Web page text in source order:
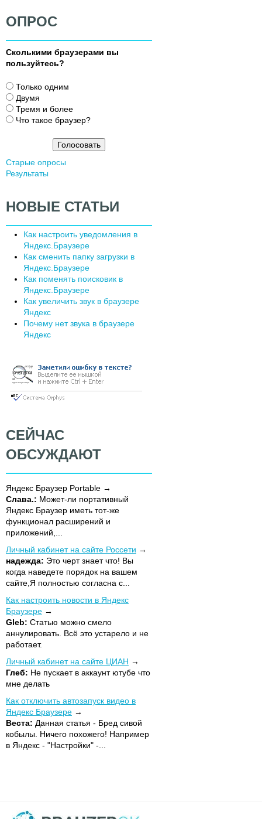
ОПРОС
Сколькими браузерами вы
пользуйтесь?
В
а
р
и
ы
Только одним
Двумя
Тремя и более
Что такое браузер?
Старые опросы
Результаты
НОВЫЕ СТАТЬИ
Как настроить уведомления в
Яндекс.Браузере
Как сменить папку загрузки в
Яндекс.Браузере
Как поменять поисковик в
Яндекс.Браузере
Как увеличить звук в браузере
Яндекс
Почему нет звука в браузере
Яндекс
СЕЙЧАС
ОБСУЖДАЮТ
Яндекс Браузер Portable
Слава.: Может-ли портативный
Яндекс Браузер иметь тот-же
функционал расширений и
приложений,...
Личный кабинет на сайте Россети
надежда: Это черт знает что! Вы
когда наведете порядок на вашем
сайте,Я полностью согласна с...
Как настроить новости в Яндекс
Браузере
Gleb: Статью можно смело
аннулировать. Всё это устарело и не
работает.
Личный кабинет на сайте ЦИАН
Глеб: Не пускает в аккаунт ютубе что
мне делать
Как отключить автозапуск видео в
Яндекс Браузере
Веста: Данная статья - Бред сивой
кобылы. Ничего похожего! Например
в Яндекс - "Настройки" -...